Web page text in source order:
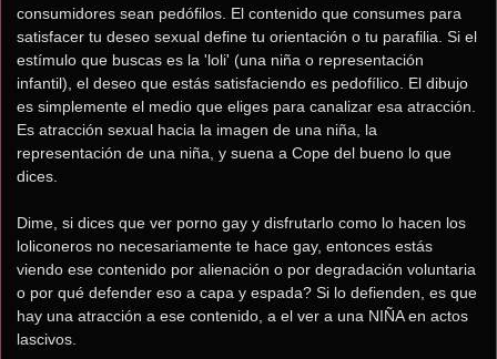
consumidores sean pedófilos. El contenido que consumes para
satisfacer tu deseo sexual define tu orientación o tu parafilia. Si el
estímulo que buscas es la 'loli' (una niña o representación
infantil), el deseo que estás satisfaciendo es pedofílico. El dibujo
es simplemente el medio que eliges para canalizar esa atracción.
Es atracción sexual hacia la imagen de una niña, la
representación de una niña, y suena a Cope del bueno lo que
dices.
Dime, si dices que ver porno gay y disfrutarlo como lo hacen los
loliconeros no necesariamente te hace gay, entonces estás
viendo ese contenido por alienación o por degradación voluntaria
o por qué defender eso a capa y espada? Si lo defienden, es que
hay una atracción a ese contenido, a el ver a una NIÑA en actos
lascivos.